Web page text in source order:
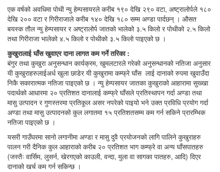
एक वर्षको अवधिमा पोथी न्यु हेम्पसायरले करीब १९० देखि २९० वटा, अष्ट्रालोर्पले १८०
देखि २०० वटा र गिरीराजाले करीब १४० देखि १८० सम्म अण्डा पार्दछन् । औसत
बयस्क तौल न्यु हेम्पसायर र अष्ट्रालोर्प जातको भालेको ३.५ किलो र पोथीको २.५ किलो
तथा गिरीराजा भालेको ४.५ किलो र पोथीको ३.५ किलो पाइएको छ ।
कुखुरालाई घाँस खुवाएर दाना लागत कम गर्ने तरिका :
बंगुर तथा कुखुरा अनुसन्धान कार्यक्रम, खुमलटारले गरेको अनुसन्धानको नतिजा अनुसार
यी कुखुराहरुलाईअर्ध खुला छाडेर यी कुखुरामा कम्फ्रे घाँस लाई दानाको रुपमा खुवाउँदा
निकै सकारात्मक नतिजा पाइएको छ । न्यु हेम्पसायर जातका कुखुराको आहारामा सुख्खा
पदार्थको आधारमा २० प्रतिशत दानालाई कम्फ्रे घाँसले प्रतिस्थापन गर्दा अण्डा तथा
मासु उत्पादन र गुणस्तरमा प्रतिकूल असर नपरेको पाइयो भने उक्त प्रविधि प्रयोग गर्दा
अण्डा तथा मासु उत्पादनको कुल लगातमा १५ प्रतिशतसम्म कम गर्न सकिने प्रारम्भिक
नतिजा पाइएको छ ।
यसरी गाउँघरमा सानो लगानीमा अण्डा र मासु दुवै प्रयोजनको लागि पालिने कुखुराहरु
पालन गरी दैनिक कुल आहाराको करीब २० प्रतिशत भाग कम्फ्रे वा अन्य घाँसपातहरु
(जस्तैः वार्सिम, लुसर्न, खेरगएको काउली, वन्दा, मुला वा सागका पातहरु, आदि) दिएर
दानाको खर्च कम गर्न सकिन्छ ।